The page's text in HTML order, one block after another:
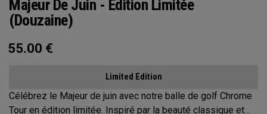
Majeur De Juin - Édition Limitée
(Douzaine)
55.00 €
Limited Edition
Célébrez le Majeur de juin avec notre balle de golf Chrome
Tour en édition limitée. Inspiré par la beauté classique et